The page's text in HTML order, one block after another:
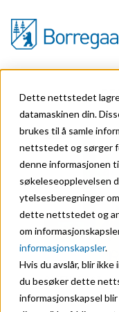
Dette nettstedet
datamaskinen din.
brukes til å samle
nettstedet og sørger
denne informasjonen
søkeleseopplevelsen
ytelsesberegninger
dette nettstedet og
om
informasjonskapsler.
Hvis du avslår, blir
du besøker dette
informasjonskapsel
Markeder
Markeder
Agriculture
Animal Feed
Batteries
Biomass Pelleting
Carbon Black
Cellulose
Ceramics
Om oss
Om oss
Organisasjon
Sertifiseringer
Priser &
Forskning &
Nyhetsarkiv
Bærekraft
Karriere
Investorer
Norsk
SAFETY FIRST